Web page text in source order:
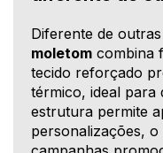
Diferente de
moletom combina
tecido reforçado
térmico, ideal para
estrutura permite
personalizações,